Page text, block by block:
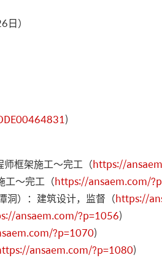
）
)
框架施工〜完工（https://
工〜完工（https://ansaem.com/
洞）：建筑设计，监督（https://
ansaem.com/?p=1056)
?p=1070)
ansaem.com/?p=1080)